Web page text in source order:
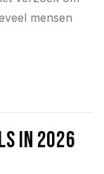
mensen
in 2026